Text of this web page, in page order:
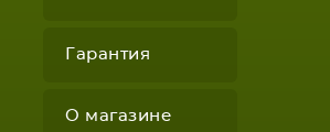
Гарантия
О магазине